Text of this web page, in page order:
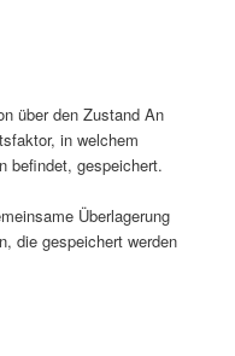
über den Zustand An
in welchem
befindet, gespeichert.
Überlagerung
die gespeichert werden